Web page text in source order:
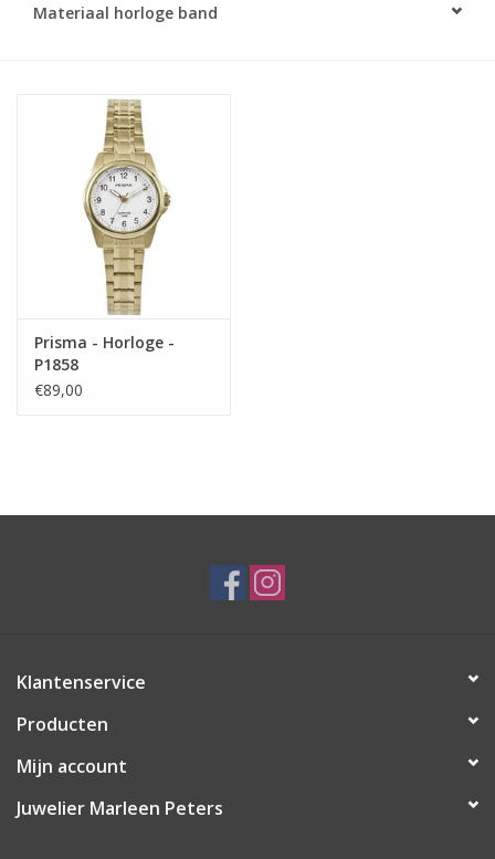
Materiaal horloge band
Prisma - Horloge -
P1858
€89,00
Klantenservice
Producten
Mijn account
Juwelier Marleen Peters